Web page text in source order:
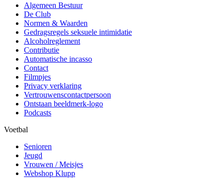
Algemeen Bestuur
De Club
Normen & Waarden
Gedragsregels seksuele intimidatie
Alcoholreglement
Contributie
Automatische incasso
Contact
Filmpjes
Privacy verklaring
Vertrouwenscontactpersoon
Ontstaan beeldmerk-logo
Podcasts
Voetbal
Senioren
Jeugd
Vrouwen / Meisjes
Webshop Klupp